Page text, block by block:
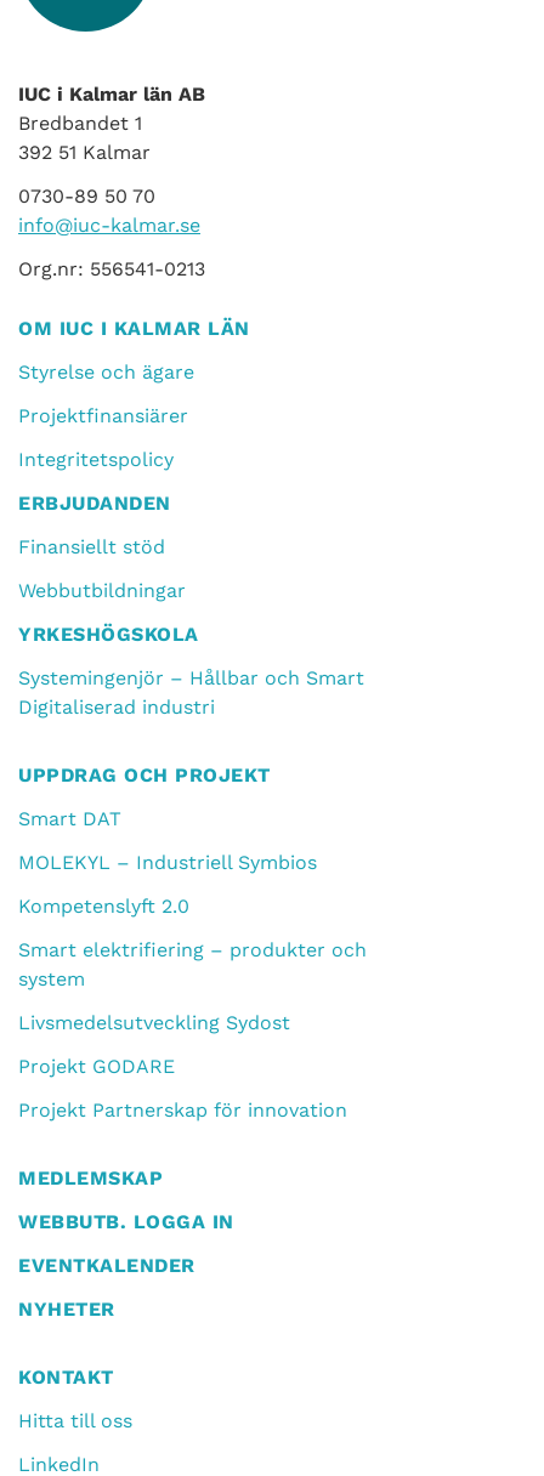
IUC i Kalmar län AB
Bredbandet 1
392 51 Kalmar
0730-89 50 70
info@iuc-kalmar.se
Org.nr: 556541-0213
OM IUC I KALMAR LÄN
Styrelse och ägare
Projektfinansiärer
Integritetspolicy
ERBJUDANDEN
Finansiellt stöd
Webbutbildningar
YRKESHÖGSKOLA
Systemingenjör – Hållbar och Smart
Digitaliserad industri
UPPDRAG OCH PROJEKT
Smart DAT
MOLEKYL – Industriell Symbios
Kompetenslyft 2.0
Smart elektrifiering – produkter och
system
Livsmedelsutveckling Sydost
Projekt GODARE
Projekt Partnerskap för innovation
MEDLEMSKAP
WEBBUTB. LOGGA IN
EVENTKALENDER
NYHETER
KONTAKT
Hitta till oss
LinkedIn